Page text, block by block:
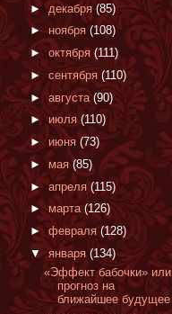
►декабря (85)
► ноября (108)
► октября(111)
► сентября (110)
► августа(90)
► июля (110)
► июня(73)
► мая (85)
►апреля (115)
► марта (126)
► февраля (128)
▼ января (134)
«Эффект бабочки» или
прогноз на
ближайшее будущее